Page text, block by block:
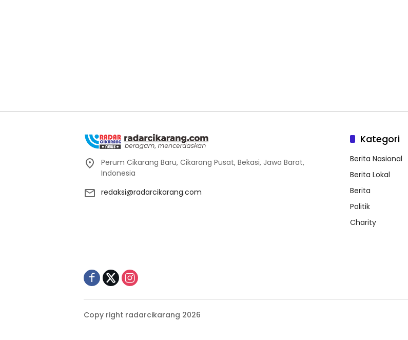
Perum Cikarang Baru, Cikarang Pusat, Bekasi, Jawa Barat,
Indonesia
redaksi@radarcikarang.com
Kategori
Berita Nasional
Berita Lokal
Berita
Politik
Charity
Copy right radarcikarang 2026